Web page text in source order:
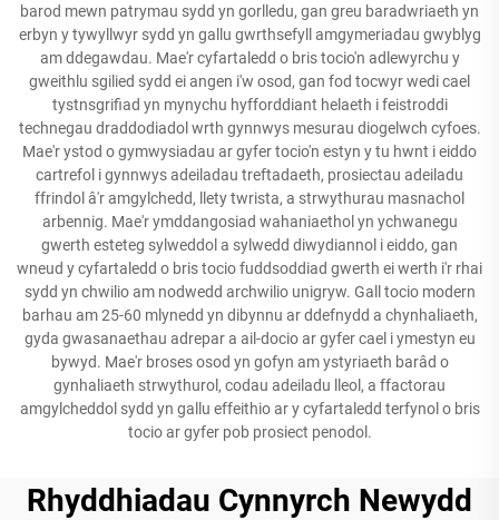
barod mewn patrymau sydd yn gorlledu, gan greu baradwriaeth yn
erbyn y tywyllwyr sydd yn gallu gwrthsefyll amgymeriadau gwyblyg
am ddegawdau. Mae'r cyfartaledd o bris tocio'n adlewyrchu y
gweithlu sgilied sydd ei angen i'w osod, gan fod tocwyr wedi cael
tystnsgrifiad yn mynychu hyfforddiant helaeth i feistroddi
technegau draddodiadol wrth gynnwys mesurau diogelwch cyfoes.
Mae'r ystod o gymwysiadau ar gyfer tocio'n estyn y tu hwnt i eiddo
cartrefol i gynnwys adeiladau treftadaeth, prosiectau adeiladu
ffrindol â'r amgylchedd, llety twrista, a strwythurau masnachol
arbennig. Mae'r ymddangosiad wahaniaethol yn ychwanegu
gwerth esteteg sylweddol a sylwedd diwydiannol i eiddo, gan
wneud y cyfartaledd o bris tocio fuddsoddiad gwerth ei werth i'r rhai
sydd yn chwilio am nodwedd archwilio unigryw. Gall tocio modern
barhau am 25-60 mlynedd yn dibynnu ar ddefnydd a chynhaliaeth,
gyda gwasanaethau adrepar a ail-docio ar gyfer cael i ymestyn eu
bywyd. Mae'r broses osod yn gofyn am ystyriaeth barâd o
gynhaliaeth strwythurol, codau adeiladu lleol, a ffactorau
amgylcheddol sydd yn gallu effeithio ar y cyfartaledd terfynol o bris
tocio ar gyfer pob prosiect penodol.
Rhyddhiadau Cynnyrch Newydd